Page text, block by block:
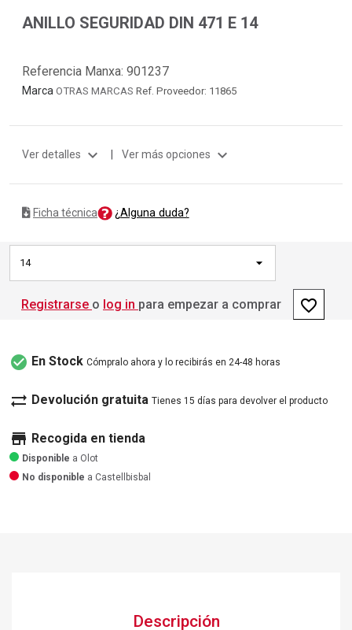
ANILLO SEGURIDAD DIN 471 E 14
Referencia Manxa: 901237
Marca OTRAS MARCAS Ref. Proveedor: 11865
Ver detalles expand_more | Ver más opciones expand_more
Ficha técnica ¿Alguna duda?
14
Registrarse o log in para empezar a comprar favorite_border
check_circle En Stock Cómpralo ahora y lo recibirás en 24-48 horas
sync_alt Devolución gratuita Tienes 15 días para devolver el producto
store Recogida en tienda
Disponible a Olot
No disponible a Castellbisbal
Descripción